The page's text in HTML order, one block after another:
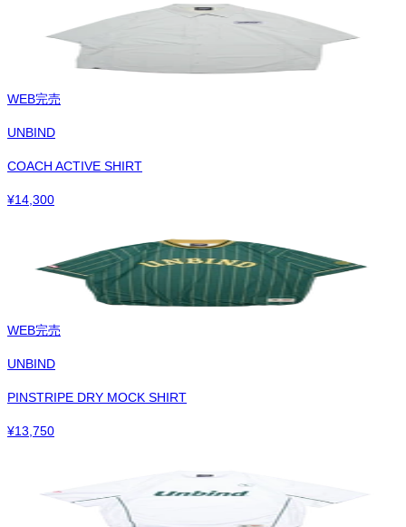
WEB完売
UNBIND
COACH ACTIVE SHIRT
¥14,300
WEB完売
UNBIND
PINSTRIPE DRY MOCK SHIRT
¥13,750